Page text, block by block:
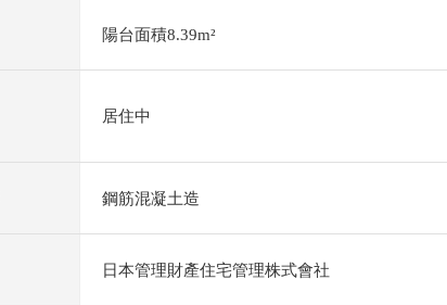
陽台面積8.39m²
居住中
鋼筋混凝土造
日本管理財產住宅管理株式會社